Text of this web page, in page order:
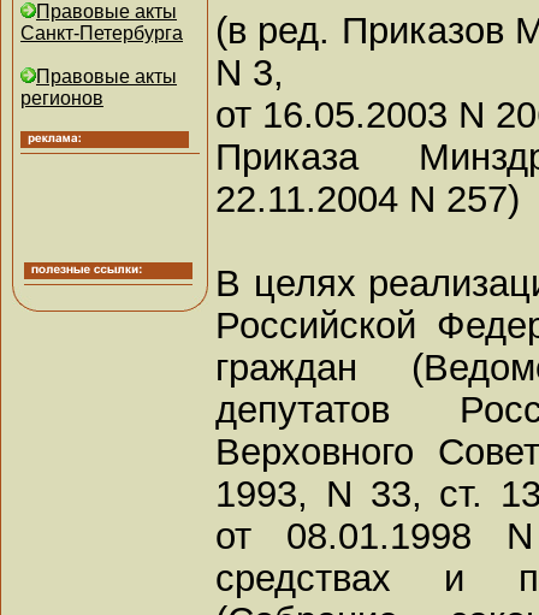
Правовые акты
Санкт-Петербурга
Правовые акты
регионов
(в ред. Приказов
N 3,
от 16.05.2003 N
Приказа
22.11.2004 N 257)
В целях
Российской
граждан
депутатов
Верховного
1993, N 33, ст.
от 08.01.1998
средствах и